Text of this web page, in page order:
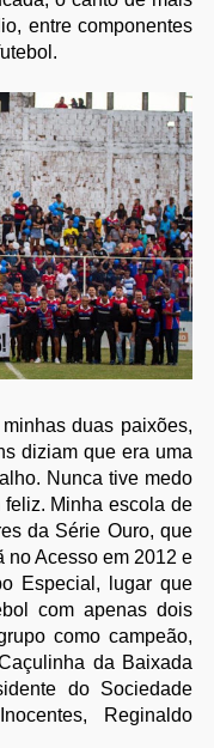
entre componentes
duas paixões,
diziam que era uma
Nunca tive medo
Minha escola de
da Série Ouro, que
no Acesso em 2012 e
Especial, lugar que
com apenas dois
como campeão,
da Baixada
do Sociedade
Reginaldo